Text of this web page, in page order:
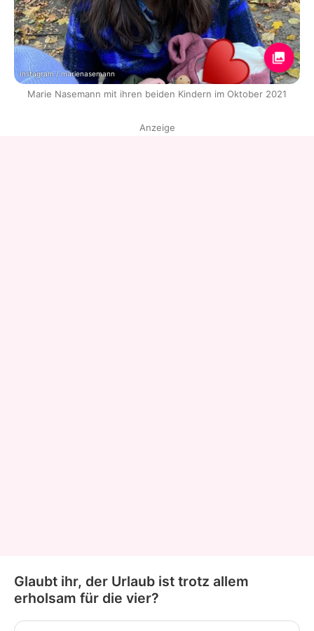
Instagram / marienasemann
Marie Nasemann mit ihren beiden Kindern im Oktober 2021
Anzeige
Glaubt ihr, der Urlaub ist trotz allem
erholsam für die vier?